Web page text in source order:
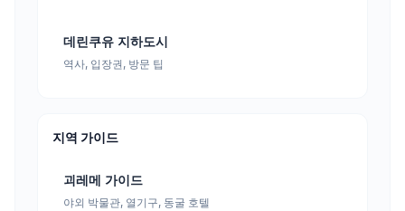
데린쿠유 지하도시
역사, 입장권, 방문 팁
지역 가이드
괴레메 가이드
야외 박물관, 열기구, 동굴 호텔